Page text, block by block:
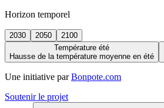
Horizon temporel
2030 2050
2100
Température été
Hausse de la température moyenne en été
Une initiative par Bonpote.com
Soutenir le projet